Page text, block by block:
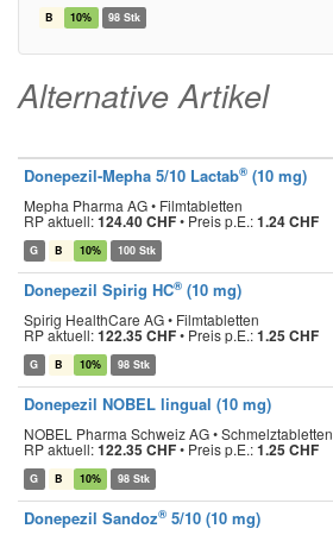
B 10% 98 Stk
Alternative Artikel
Donepezil-Mepha 5/10 Lactab® (10 mg)
Mepha Pharma AG • Filmtabletten
RP aktuell:124.40 CHF• Preis p.E.:1.24 CHF
G B 10% 100 Stk
Donepezil Spirig HC® (10 mg)
Spirig HealthCare AG • Filmtabletten
RP aktuell:122.35 CHF• Preis p.E.:1.25 CHF
G B 10% 98 Stk
Donepezil NOBEL lingual (10 mg)
NOBEL Pharma Schweiz AG • Schmelztabletten
RP aktuell:122.35 CHF• Preis p.E.:1.25 CHF
G B 10% 98 Stk
Donepezil Sandoz® 5/10 (10 mg)